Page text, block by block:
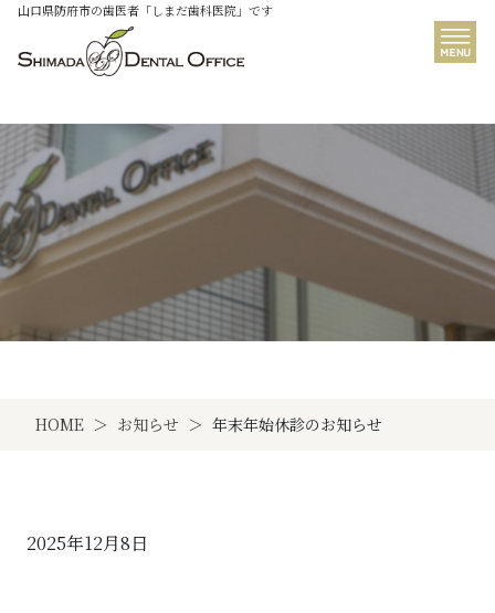
山口県防府市の歯医者「しまだ歯科医院」です
HOME お知らせ 年末年始休診のお知らせ
2025年12月8日